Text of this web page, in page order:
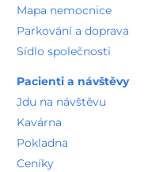
Mapa nemocnice
Parkování a doprava
Sídlo společnosti
Pacienti a návštěvy
Jdu na návštěvu
Kavárna
Pokladna
Ceníky